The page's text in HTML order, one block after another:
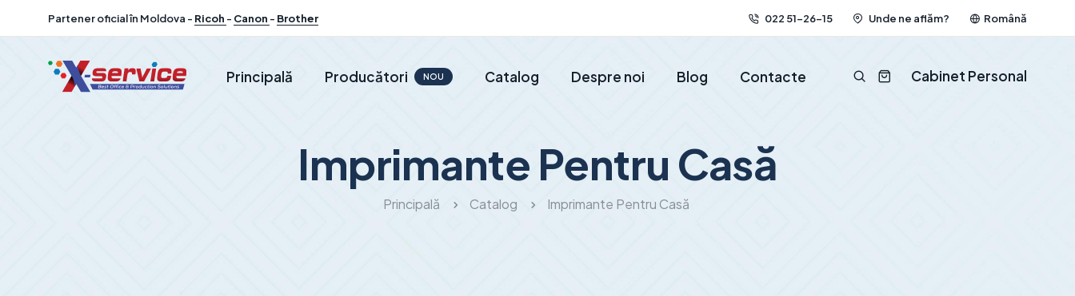
Partener oficial în Moldova - Ricoh - Canon - Brother 022 51-26-15 Unde ne aflăm? Română
Principală Producători NOU Catalog Despre noi Blog Contacte Cabinet Personal
Imprimante Pentru Casă
Principală Catalog Imprimante Pentru Casă